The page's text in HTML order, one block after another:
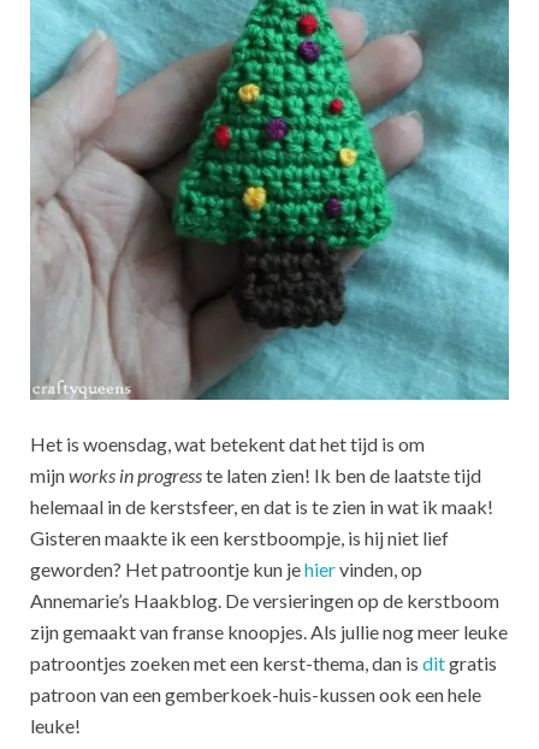
Het is woensdag, wat betekent dat het tijd is om
mijnworks in progresste laten zien! Ik ben de laatste tijd
helemaal in de kerstsfeer, en dat is te zien in wat ik maak!
Gisteren maakte ik een kerstboompje, is hij niet lief
geworden? Het patroontje kun jehiervinden, op
Annemarie’s Haakblog. De versieringen op de kerstboom
zijn gemaakt van franse knoopjes. Als jullie nog meer leuke
patroontjes zoeken met een kerst-thema, dan is ditgratis
patroon van een gemberkoek-huis-kussen ook een hele
leuke!